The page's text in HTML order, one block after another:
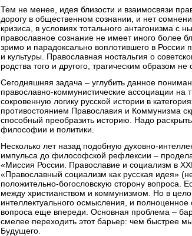
Тем не менее, идея близости и взаимосвязи
дорогу в общественном сознании, и нет
кризиса, в условиях тотального антагонизма с
православное сознание не имеет иного более
зримо и парадоксально воплотившего в России
и культуры. Православная ностальгия о
родства того и другого, трагическим образом не
Сегодняшняя задача – углубить данное
православно-коммунистические ассоциации на
сокровенную логику русской истории в
противостоянием Православия и Коммунизма
способный преобразить историю. Надо раскрыть
философии и политики.
Несколько лет назад подобную духовно-
импульса до философской рефлексии –
«Миссия России. Православие и социализм в
«Православный социализм как русская идея»
положительно-богословскую сторону вопроса.
между христианством и коммунизмом. Но в
интеллектуального осмысления, и
вопроса еще впереди. Основная проблема –
смелее переходить этот барьер: чем быстрее
Будущего.